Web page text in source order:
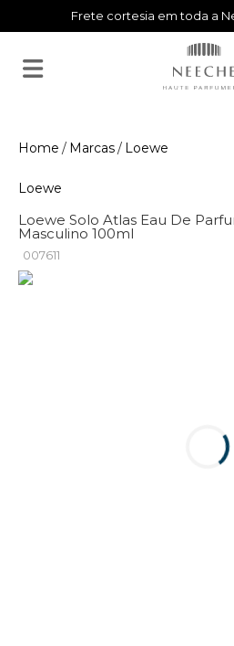
Frete cortesia em toda a
Marcas Loewe
Loewe
Loewe Solo Atlas Eau De
Masculino 100ml
007611